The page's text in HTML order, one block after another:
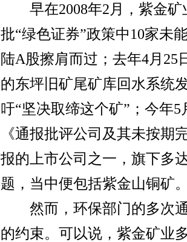
早在2008年2月，紫金矿
批“绿色证券”政策中10家未
陆A股擦肩而过；去年4月
的东坪旧矿尾矿库回水系统
吁“坚决取缔这个矿”；今年
《通报批评公司及其未按期
报的上市公司之一，旗下多
题，当中便包括紫金山铜矿
然而，环保部门的多次通
的约束。可以说，紫金矿业